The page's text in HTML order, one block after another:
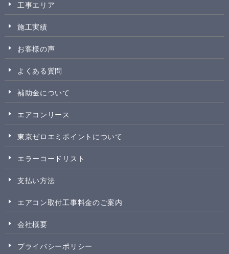
工事エリア
施工実績
お客様の声
よくある質問
補助金について
エアコンリース
東京ゼロエミポイントについて
エラーコードリスト
支払い方法
エアコン取付工事料金のご案内
会社概要
プライバシーポリシー